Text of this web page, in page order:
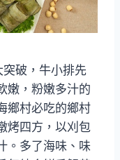
突破，牛小排先
嫩，粉嫩多汁的
鄉村必吃的鄉村
烤四方，以刈包
。多了海味、味